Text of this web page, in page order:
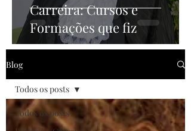
Carreira: Cursos e
Formações que fiz
Blog
Todos os posts
Todos os posts